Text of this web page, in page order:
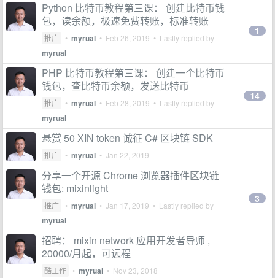
Python 比特币教程第三课： 创建比特币钱
包，读余额，极速免费转账，标准转账
推广 • myrual • Feb 26, 2019 • Lastly replied by
myrual
1
PHP 比特币教程第三课： 创建一个比特币
钱包，查比特币余额，发送比特币
推广 • myrual • Feb 28, 2019 • Lastly replied by
myrual
14
悬赏 50 XIN token 诚征 C# 区块链 SDK
推广 • myrual • Jan 22, 2019
分享一个开源 Chrome 浏览器插件区块链
钱包: mixinlight
推广 • myrual • Jan 17, 2019 • Lastly replied by
myrual
3
招聘： mixin network 应用开发者导师 ,
20000/月起，可远程
酷工作 • myrual • Nov 23, 2018